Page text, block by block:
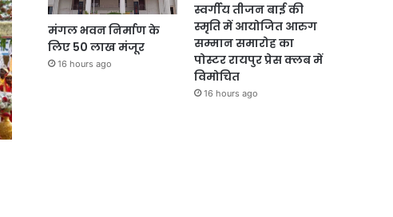
मंगल भवन निर्माण के
लिए 50 लाख मंजूर
16 hours ago
स्वर्गीय तीजन बाई की
स्मृति में आयोजित आरुग
सम्मान समारोह का
पोस्टर रायपुर प्रेस क्लब में
विमोचित
16 hours ago